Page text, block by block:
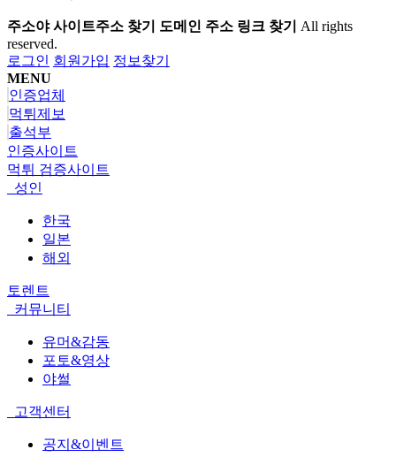
주소야 사이트주소 찾기 도메인 주소 링크 찾기 All rights
reserved.
로그인 회원가입 정보찾기
MENU
인증업체
먹튀제보
출석부
인증사이트
먹튀 검증사이트
성인
한국
일본
해외
토렌트
커뮤니티
유머&감동
포토&영상
야썰
고객센터
공지&이벤트